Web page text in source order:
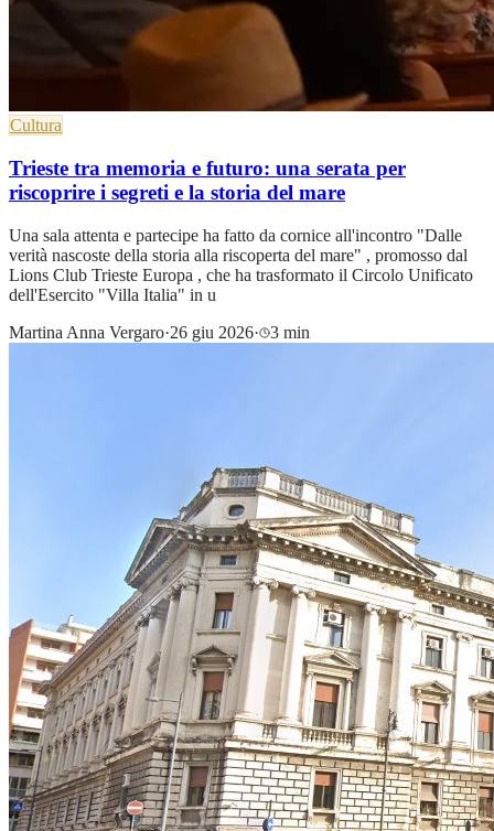
Cultura
Trieste tra memoria e futuro: una serata per
riscoprire i segreti e la storia del mare
Una sala attenta e partecipe ha fatto da cornice all'incontro "Dalle
verità nascoste della storia alla riscoperta del mare" , promosso dal
Lions Club Trieste Europa , che ha trasformato il Circolo Unificato
dell'Esercito "Villa Italia" in u
Martina Anna Vergaro·26 giu 2026· 3 min